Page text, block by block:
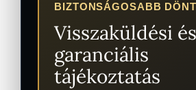
BIZTONSÁGOSABB
Visszaküldési és
garanciális
tájékoztatás